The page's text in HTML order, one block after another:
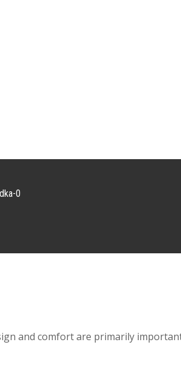
0
and comfort are primarily